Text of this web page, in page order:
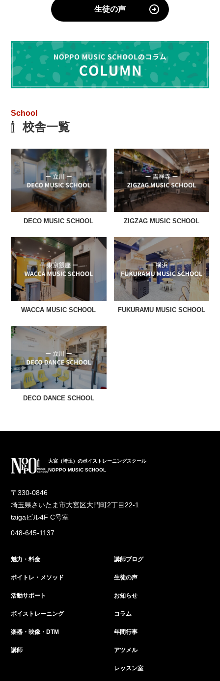
生徒の声
School
校舎一覧
DECO MUSIC SCHOOL ZIGZAG MUSIC SCHOOL
WACCA MUSIC SCHOOL FUKURAMU MUSIC SCHOOL
DECO DANCE SCHOOL
大宮（埼玉）のボイストレーニングスクール
NOPPO MUSIC SCHOOL
〒330-0846
埼玉県さいたま市大宮区大門町2丁目22-1
taigaビル4F C号室
048-645-1137
魅力・料金
ボイトレ・メソッド
活動サポート
ボイストレーニング
楽器・映像・DTM
講師
講師ブログ
生徒の声
お知らせ
コラム
年間行事
アツメル
レッスン室